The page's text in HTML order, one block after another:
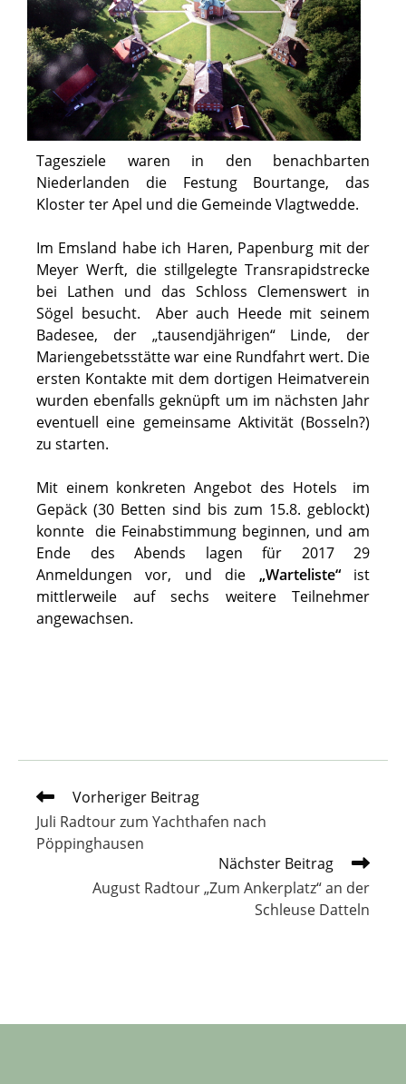
Tagesziele waren in den benachbarten
Niederlanden die Festung Bourtange, das
Kloster ter Apel und die Gemeinde Vlagtwedde.
Im Emsland habe ich Haren, Papenburg mit der
Meyer Werft, die stillgelegte Transrapidstrecke
bei Lathen und das Schloss Clemenswert in
Sögel besucht. Aber auch Heede mit seinem
Badesee, der „tausendjährigen“ Linde, der
Mariengebetsstätte war eine Rundfahrt wert. Die
ersten Kontakte mit dem dortigen Heimatverein
wurden ebenfalls geknüpft um im nächsten Jahr
eventuell eine gemeinsame Aktivität (Bosseln?)
zu starten.
Mit einem konkreten Angebot des Hotels im
Gepäck (30 Betten sind bis zum 15.8. geblockt)
konnte die Feinabstimmung beginnen, und am
Ende des Abends lagen für 2017 29
Anmeldungen vor, und die „Warteliste“ist
mittlerweile auf sechs weitere Teilnehmer
angewachsen.
Weitere
Artikel
ansehen
Vorheriger Beitrag
Juli Radtour zum Yachthafen nach
Pöppinghausen
Nächster Beitrag
August Radtour „Zum Ankerplatz“ an der
Schleuse Datteln